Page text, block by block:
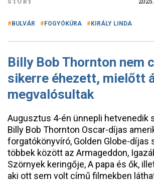
BULVÁR FOGYÓKÚRA KIRÁLY LINDA
Billy Bob Thornton nem
sikerre éhezett, mielőtt
megvalósultak
Augusztus 4-én ünnepli hetvenedik
Billy Bob Thornton Oscar-díjas
forgatókönyvíró, Golden Globe-díjas
többek között az Armageddon,
Szörnyek keringője, A papa és ők,
aki ott sem volt című filmekben